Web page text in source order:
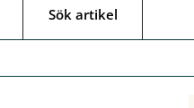
Sök artikel